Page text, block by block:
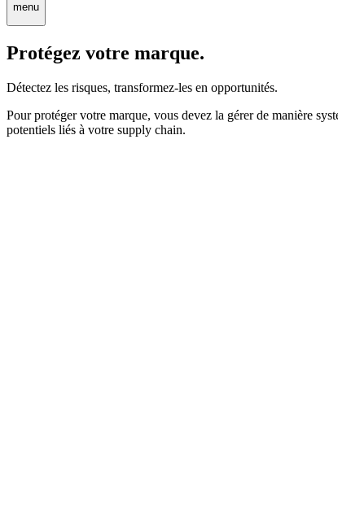
menu
Protégez votre marque.
Détectez les risques, transformez-les en opportunités.
Pour protéger votre marque, vous devez la gérer de manière
potentiels liés à votre supply chain.